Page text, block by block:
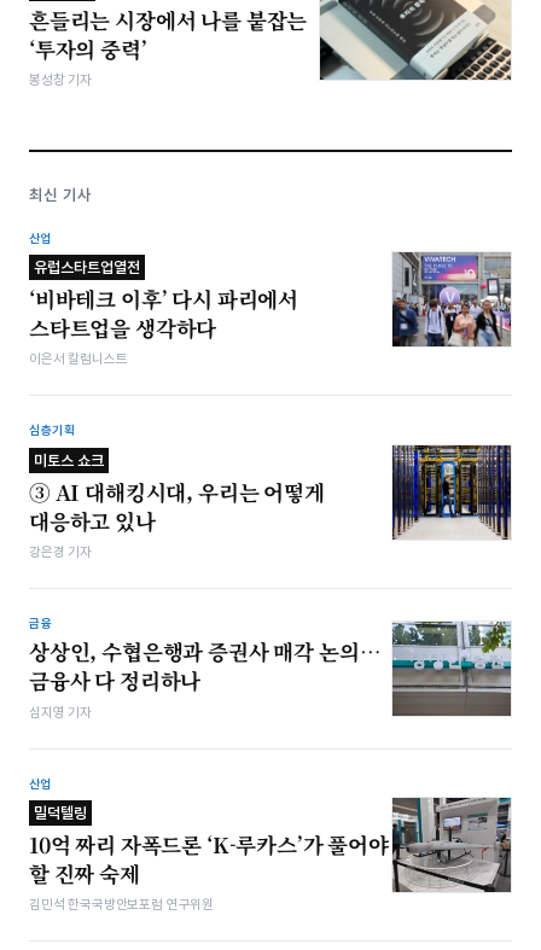
흔들리는 시장에서 나를 붙잡는
‘투자의 중력’
봉성창 기자
최신 기사
산업
유럽스타트업열전
‘비바테크 이후’ 다시 파리에서
스타트업을 생각하다
이은서 칼럼니스트
심층기획
미토스 쇼크
③ AI 대해킹시대, 우리는 어떻게
대응하고 있나
강은경 기자
금융
상상인, 수협은행과 증권사 매각 논의…
금융사 다 정리하나
심지영 기자
산업
밀덕텔링
10억 짜리 자폭드론 ‘K-루카스’가 풀어야
할 진짜 숙제
김민석 한국국방안보포럼 연구위원